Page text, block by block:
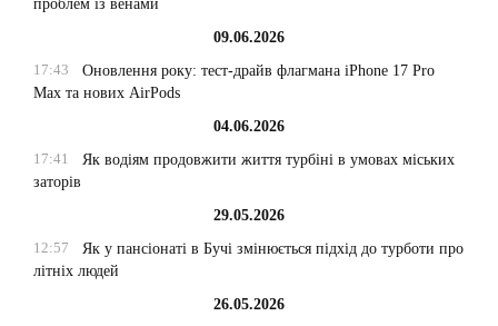
проблем із венами
09.06.2026
17:43
Оновлення року: тест-драйв флагмана iPhone 17 Pro
Max та нових AirPods
04.06.2026
17:41
Як водіям продовжити життя турбіні в умовах міських
заторів
29.05.2026
12:57
Як у пансіонаті в Бучі змінюється підхід до турботи про
літніх людей
26.05.2026